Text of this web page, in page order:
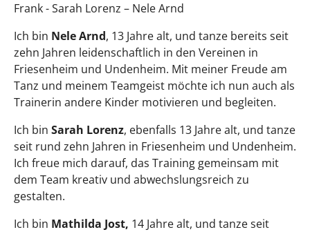
Frank - Sarah Lorenz – Nele Arnd
Ich bin Nele Arnd, 13 Jahre alt, und tanze bereits seit
zehn Jahren leidenschaftlich in den Vereinen in
Friesenheim und Undenheim. Mit meiner Freude am
Tanz und meinem Teamgeist möchte ich nun auch als
Trainerin andere Kinder motivieren und begleiten.
Ich bin Sarah Lorenz, ebenfalls 13 Jahre alt, und tanze
seit rund zehn Jahren in Friesenheim und Undenheim.
Ich freue mich darauf, das Training gemeinsam mit
dem Team kreativ und abwechslungsreich zu
gestalten.
Ich bin Mathilda Jost, 14 Jahre alt, und tanze seit